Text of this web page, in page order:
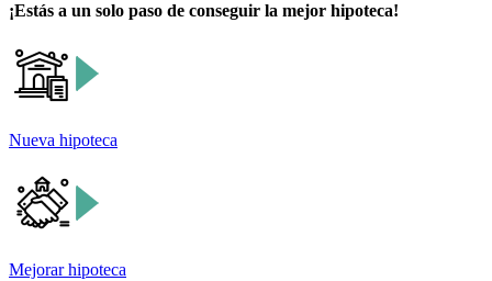
¡Estás a un solo paso de conseguir la mejor hipoteca!
Nueva hipoteca
Mejorar hipoteca